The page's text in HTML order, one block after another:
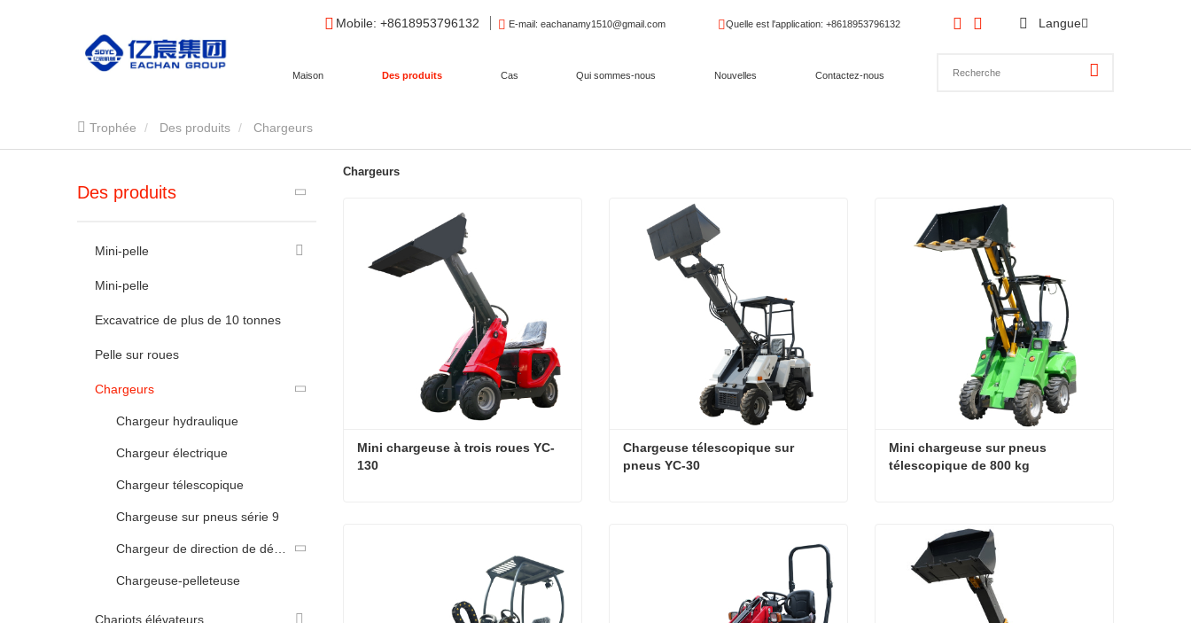
Maison Des produits Cas Qui sommes-nous Nouvelles Contactez-nous
Mobile: +8618953796132 E-mail: eachanamy1510@gmail.com Quelle est l'application: +8618953796132 Langue
Trophée Des produits Chargeurs
Des produits
Mini-pelle
Mini-pelle
Excavatrice de plus de 10 tonnes
Pelle sur roues
Chargeurs
Chargeur hydraulique
Chargeur électrique
Chargeur télescopique
Chargeuse sur pneus série 9
Chargeuse-pelleteuse
Chariots élévateurs
Chargeurs
Mini chargeuse à trois roues YC-
130
Chargeuse télescopique sur
pneus YC-30
Mini chargeuse sur pneus
télescopique de 800 kg
Contacter maintenant